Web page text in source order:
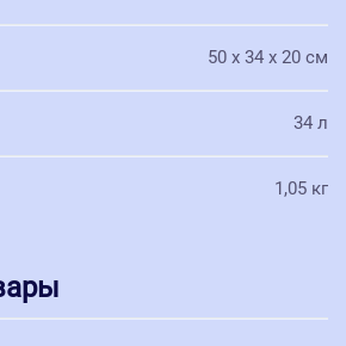
50 x 34 x 20 см
34 л
1,05 кг